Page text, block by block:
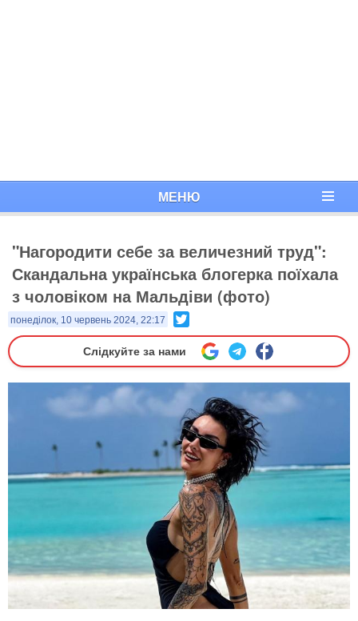
МЕНЮ
"Нагородити себе за величезний труд":
Скандальна українська блогерка поїхала
з чоловіком на Мальдіви (фото)
понеділок, 10 червень 2024, 22:17
Слідкуйте за нами